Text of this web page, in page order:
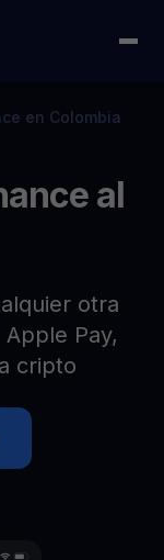
en Colombia
al
otra
Pay,
cripto